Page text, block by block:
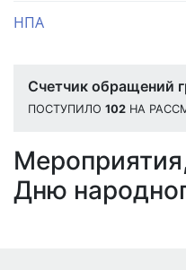
НПА
Счетчик обращений
ПОСТУПИЛО 102 НА
Дню